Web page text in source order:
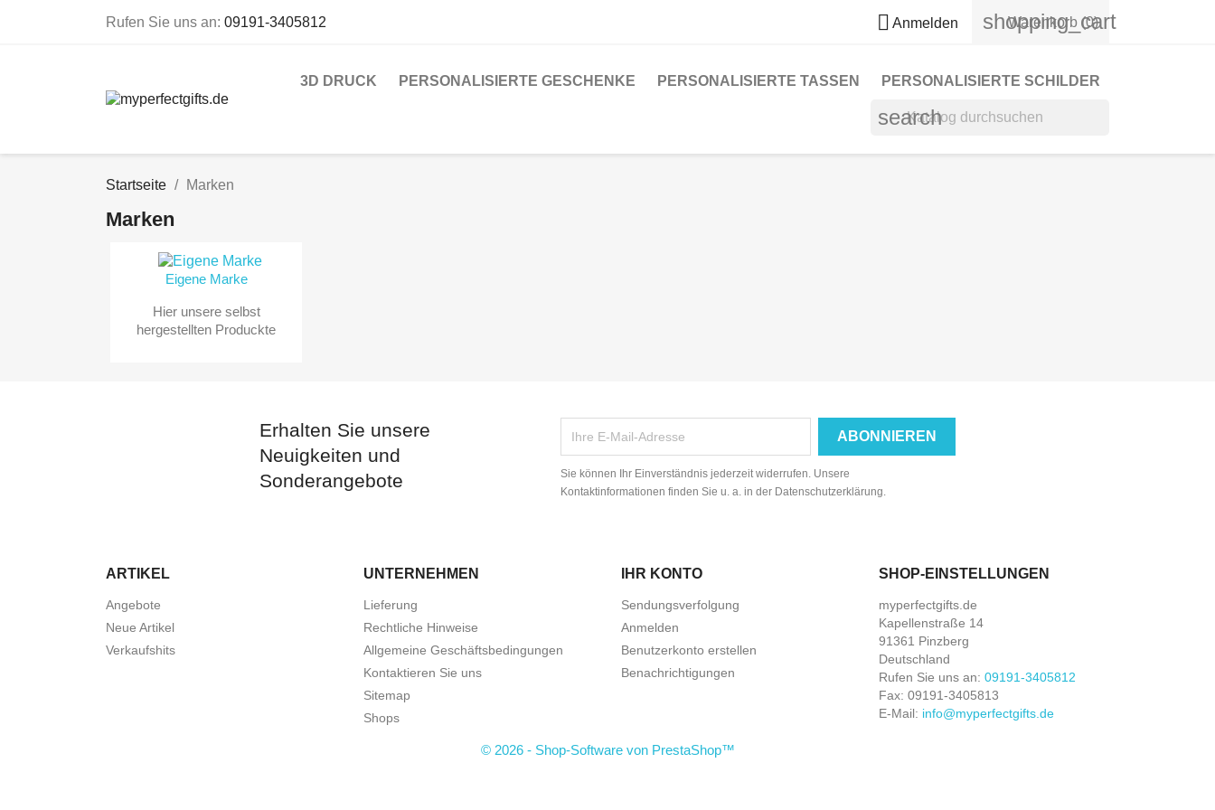
Rufen Sie uns an: 09191-3405812  Anmelden shopping_cart
Warenkorb (0)
3D DRUCK PERSONALISIERTE GESCHENKE PERSONALISIERTE TASSEN PERSONALISIERTE SCHILDER
search
Startseite Marken
Marken
Eigene Marke
Hier unsere selbst
hergestellten Produckte
Erhalten Sie unsere
Neuigkeiten und
Sonderangebote
Sie können Ihr Einverständnis jederzeit widerrufen. Unsere
Kontaktinformationen finden Sie u. a. in der Datenschutzerklärung.
ARTIKEL
Angebote
Neue Artikel
Verkaufshits
UNTERNEHMEN
Lieferung
Rechtliche Hinweise
Allgemeine Geschäftsbedingungen
Kontaktieren Sie uns
Sitemap
Shops
IHR KONTO
Sendungsverfolgung
Anmelden
Benutzerkonto erstellen
Benachrichtigungen
SHOP-EINSTELLUNGEN
myperfectgifts.de
Kapellenstraße 14
91361 Pinzberg
Deutschland
Rufen Sie uns an: 09191-3405812
Fax: 09191-3405813
E-Mail: info@myperfectgifts.de
© 2026 - Shop-Software von PrestaShop™